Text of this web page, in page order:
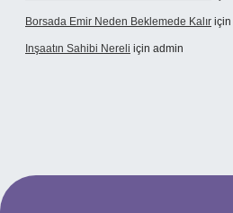
Borsada Emir Neden Beklemede Kalır için
Inşaatın Sahibi Nereli için admin